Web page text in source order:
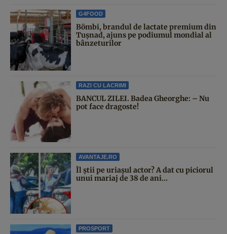
G4FOOD
Bömbi, brandul de lactate premium din
Tușnad, ajuns pe podiumul mondial al
bânzeturilor
RAZI CU LACRIMI
BANCUL ZILEI. Badea Gheorghe: – Nu
pot face dragoste!
AVANTAJE.RO
Îl știi pe uriașul actor? A dat cu piciorul
unui mariaj de 38 de ani...
PROSPORT